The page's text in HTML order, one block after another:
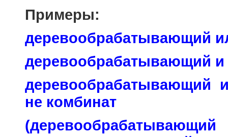
Примеры:
деревообрабатывающий
деревообрабатывающий и
деревообрабатывающий
не комбинат